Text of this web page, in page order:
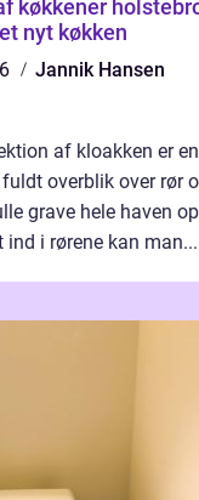
køkkener holstebro
nyt køkken
Jannik Hansen
af kloakken er
overblik over rør
grave hele haven
ind i rørene kan man...